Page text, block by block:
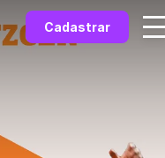
Cadastrar